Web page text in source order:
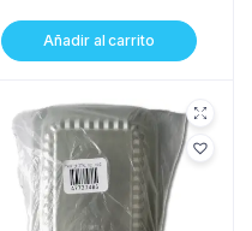
Añadir al carrito